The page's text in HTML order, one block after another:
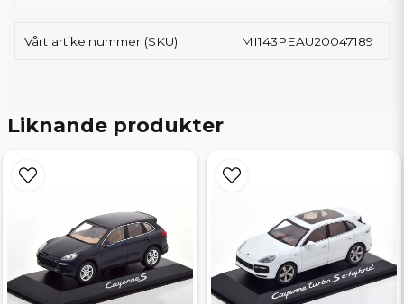
Vårt artikelnummer (SKU) MI143PEAU20047189
Liknande produkter